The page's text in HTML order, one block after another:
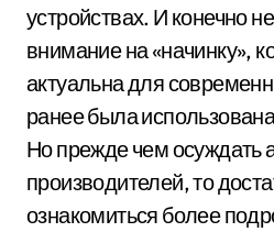
устройствах. И конечно
внимание на «начинку»,
актуальна для
ранее была
Но прежде чем осуждать
производителей, то
ознакомиться более